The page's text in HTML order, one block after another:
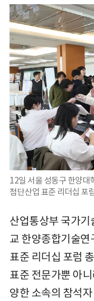
12일 서울 성동구 한양
첨단산업 표준 리더십 포
산업통상부 국가
교 한양종합기술
표준 리더십 포럼
표준 전문가뿐 아
양한 소속의 참석